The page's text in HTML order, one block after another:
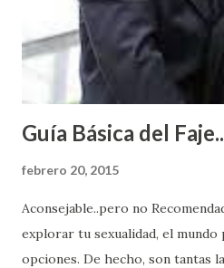
Guía Básica del
febrero 20, 2015
Aconsejable..pero no
explorar tu sexualidad, el mundo
opciones. De hecho, son tantas